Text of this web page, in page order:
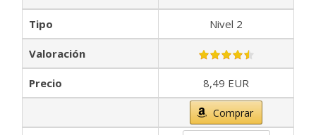
Tipo Nivel 2
Valoración
Precio 8,49 EUR
Comprar